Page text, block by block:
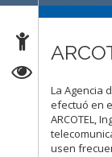
La Agencia
efectuó en
ARCOTEL,
usen